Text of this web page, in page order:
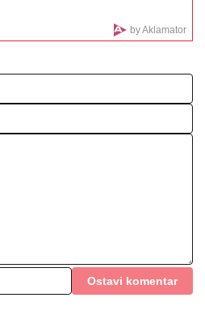
Lara došla na
od 1.500 eura, a evo